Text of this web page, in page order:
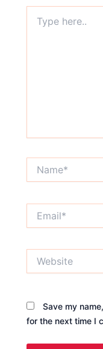
here..
Save my
for the next time I